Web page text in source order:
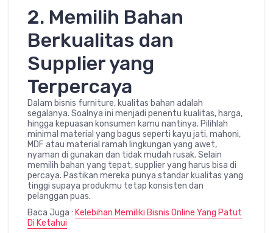
2. Memilih Bahan
Berkualitas dan
Supplier yang
Terpercaya
Dalam bisnis furniture, kualitas bahan adalah
segalanya. Soalnya ini menjadi penentu kualitas, harga,
hingga kepuasan konsumen kamu nantinya. Pilihlah
minimal material yang bagus seperti kayu jati, mahoni,
MDF atau material ramah lingkungan yang awet,
nyaman di gunakan dan tidak mudah rusak. Selain
memilih bahan yang tepat, supplier yang harus bisa di
percaya. Pastikan mereka punya standar kualitas yang
tinggi supaya produkmu tetap konsisten dan
pelanggan puas.
Baca Juga : Kelebihan Memiliki Bisnis Online Yang Patut
Di Ketahui